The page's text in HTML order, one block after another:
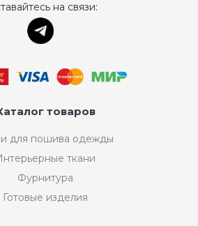
на связи:
товаров
для пошива одежды
ткани
Фурнитура
Готовые изделия